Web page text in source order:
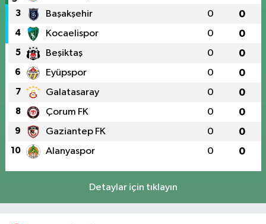
3 Başakşehir 0 0
4 Kocaelispor 0 0
5 Beşiktaş 0 0
6 Eyüpspor 0 0
7 Galatasaray 0 0
8 Çorum FK 0 0
9 Gaziantep FK 0 0
10 Alanyaspor 0 0
Detaylar için tıklayın